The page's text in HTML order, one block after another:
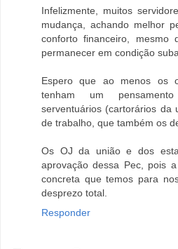
Infelizmente, muitos
mudança, achando melhor
conforto financeiro, mesmo
permanecer em condição
Espero que ao menos os
tenham um
serventuários (cartorários da
de trabalho, que também os
Os OJ da união e dos
aprovação dessa Pec, pois
concreta que temos para
desprezo total.
Responder